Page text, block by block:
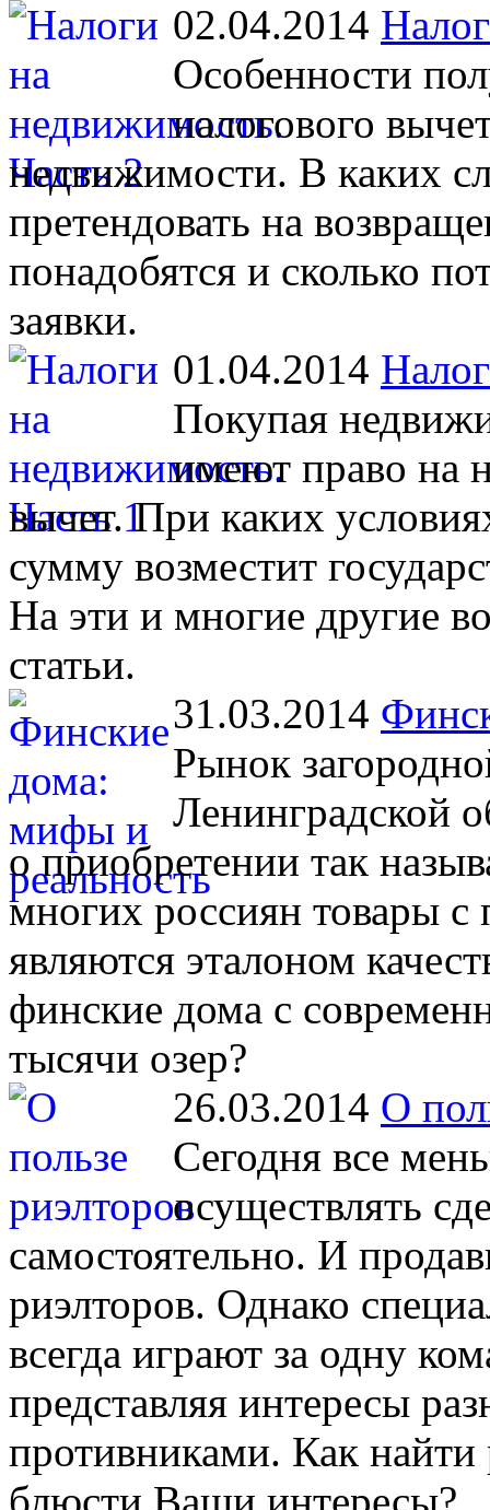
02.04.2014
Особенности
налогового
недвижимости. В каких
претендовать на
понадобятся и сколько
заявки.
01.04.2014
Покупая
имеют право на
вычет. При каких
сумму возместит
На эти и многие другие
статьи.
31.03.2014
Рынок
Ленинградской
о приобретении так
многих россиян товары
являются эталоном
финские дома с
тысячи озер?
26.03.2014 О
Сегодня все
осуществлять
самостоятельно. И
риэлторов. Однако
всегда играют за одну
представляя интересы
противниками. Как найти